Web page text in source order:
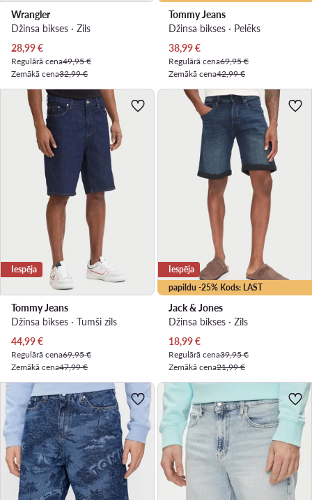
Wrangler
Džinsa bikses · Zils
Pašreizējā cena
28,99€
Regulārā cena49,95 €
Zemākā cena32,99 €
Tommy Jeans
Džinsa bikses · Pelēks
Pašreizējā cena
38,99€
Regulārā cena69,95 €
Zemākā cena42,99 €
Iespēja
Tommy Jeans
Džinsa bikses · Tumši zils
Pašreizējā cena
44,99€
Regulārā cena69,95 €
Zemākā cena47,99 €
papildu -25% Kods: LAST
Iespēja
Jack & Jones
Džinsa bikses · Zils
Pašreizējā cena
18,99€
Regulārā cena39,95 €
Zemākā cena21,99 €